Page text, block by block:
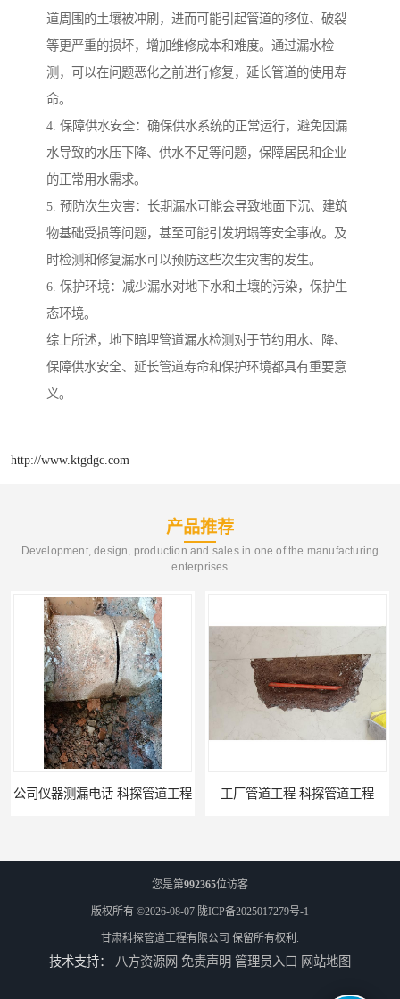
道周围的土壤被冲刷，进而可能引起管道的移位、破裂
等更严重的损坏，增加维修成本和难度。通过漏水检
测，可以在问题恶化之前进行修复，延长管道的使用寿
命。
4. 保障供水安全：确保供水系统的正常运行，避免因漏
水导致的水压下降、供水不足等问题，保障居民和企业
的正常用水需求。
5. 预防次生灾害：长期漏水可能会导致地面下沉、建筑
物基础受损等问题，甚至可能引发坍塌等安全事故。及
时检测和修复漏水可以预防这些次生灾害的发生。
6. 保护环境：减少漏水对地下水和土壤的污染，保护生
态环境。
综上所述，地下暗埋管道漏水检测对于节约用水、降、
保障供水安全、延长管道寿命和保护环境都具有重要意
义。
http://www.ktgdgc.com
产品推荐
Development, design, production and sales in one of the manufacturing
enterprises
工厂管道工程 科探管道工程
您是第992365位访客
版权所有 ©2026-08-07 陇ICP备2025017279号-1
甘肃科探管道工程有限公司 保留所有权利.
技术支持： 八方资源网 免责声明 管理员入口 网站地图